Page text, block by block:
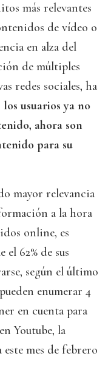
más relevantes
de vídeo o
en alza del
de múltiples
redes sociales, ha
los usuarios ya no
ahora son
para su
mayor relevancia
a la hora
online, es
el 62% de sus
según el último
enumerar 4
en cuenta para
Youtube, la
mes de febrero